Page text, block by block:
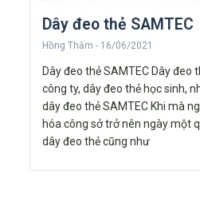
Dây đeo thẻ SAMTEC
Hồng Thắm 16/06/2021
Dây đeo thẻ SAMTEC Dây đeo
công ty, dây đeo thẻ học sinh,
dây đeo thẻ SAMTEC Khi mà
hóa công sở trở nên ngày một
dây đeo thẻ cũng như